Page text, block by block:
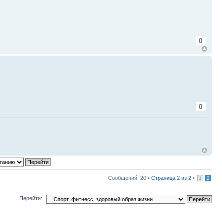
0
0
Сообщений: 20 • Страница 2 из 2 • 1 2
Перейти: